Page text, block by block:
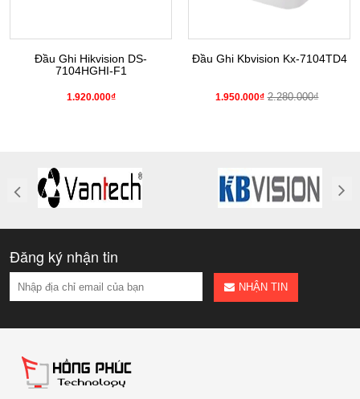
Đầu Ghi Hikvision DS-
7104HGHI-F1
1.920.000₫
Đầu Ghi Kbvision Kx-7104TD4
1.950.000₫ 2.280.000₫
Đăng ký nhận tin
NHẬN TIN